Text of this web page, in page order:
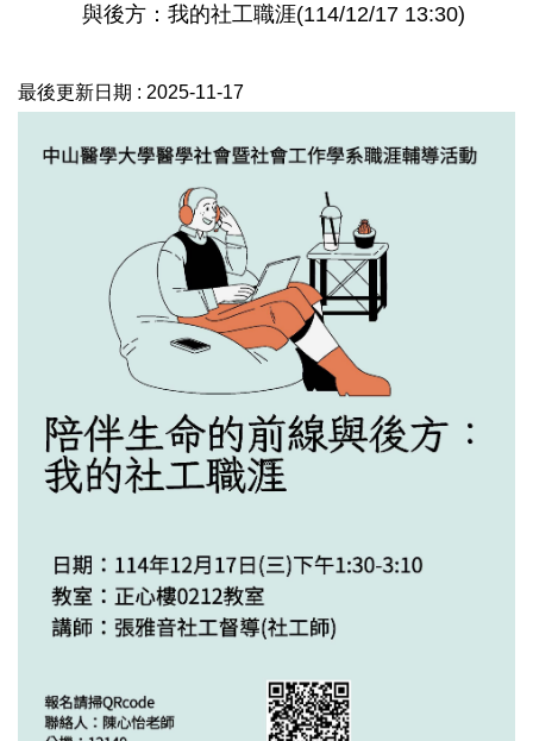
與後方：我的社工職涯(114/12/17 13:30)
最後更新日期 : 2025-11-17